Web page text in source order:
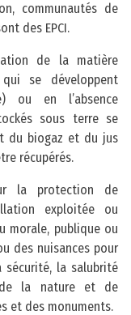
communautés de
des EPCI.
de la matière
se développent
ou en l’absence
sous terre se
du biogaz et du jus
récupérés.
la protection de
exploitée ou
morale, publique ou
des nuisances pour
sécurité, la salubrité
de la nature et de
et des monuments.